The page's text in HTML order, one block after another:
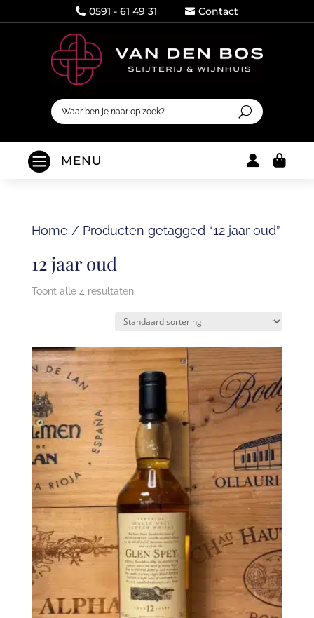
 0591 - 61 49 31  Contact
 MENU 
Home / Producten getagged “12 jaar oud”
12 jaar oud
Toont alle 4 resultaten